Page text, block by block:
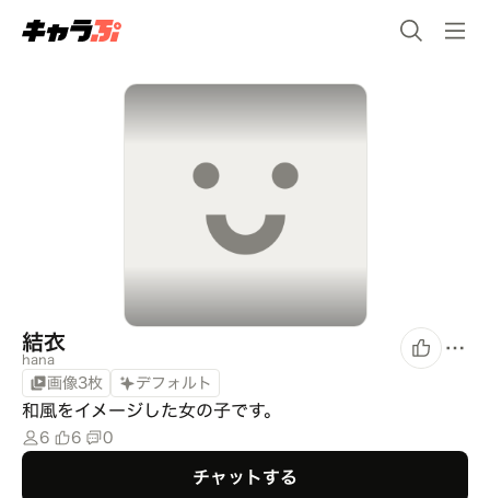
結衣
hana
画像3枚 デフォルト
和風をイメージした女の子です。
6 6 0
チャットする